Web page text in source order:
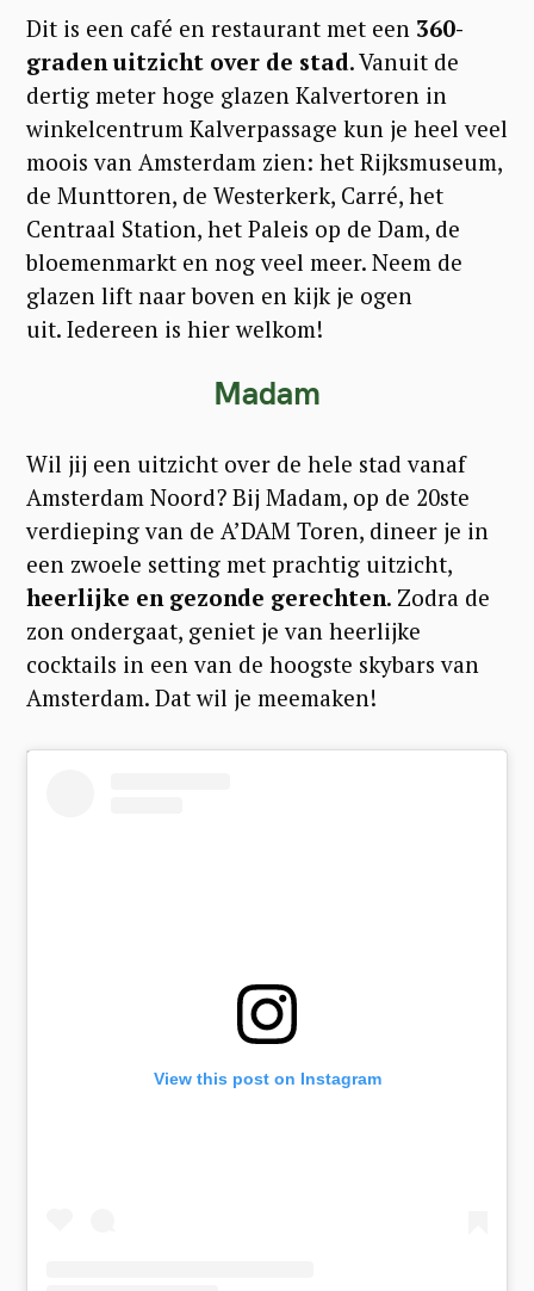
Dit is een café en restaurant met een 360-
graden uitzicht over de stad. Vanuit de
dertig meter hoge glazen Kalvertoren in
winkelcentrum Kalverpassage kun je heel veel
moois van Amsterdam zien: het Rijksmuseum,
de Munttoren, de Westerkerk, Carré, het
Centraal Station, het Paleis op de Dam, de
bloemenmarkt en nog veel meer. Neem de
glazen lift naar boven en kijk je ogen
uit. Iedereen is hier welkom!
Madam
Wil jij een uitzicht over de hele stad vanaf
Amsterdam Noord? Bij Madam, op de 20ste
verdieping van de A’DAM Toren, dineer je in
een zwoele setting met prachtig uitzicht,
heerlijke en gezonde gerechten. Zodra de
zon ondergaat, geniet je van heerlijke
cocktails in een van de hoogste skybars van
Amsterdam. Dat wil je meemaken!
View this post on Instagram
S
e
a
r
c
f